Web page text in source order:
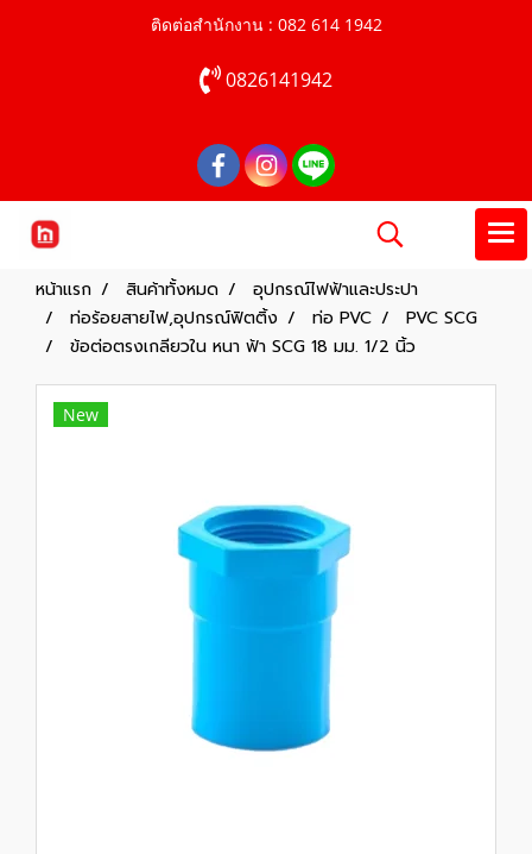
ติดต่อสำนักงาน : 082 614 1942
0826141942
หน้าแรก สินค้าทั้งหมด
อุปกรณ์ไฟฟ้าและประปา
ท่อร้อยสายไฟ,อุปกรณ์ฟิตติ้ง
ท่อ PVC
PVC SCG
ข้อต่อตรงเกลียวใน หนา ฟ้า SCG 18 มม. 1/2 นิ้ว
New